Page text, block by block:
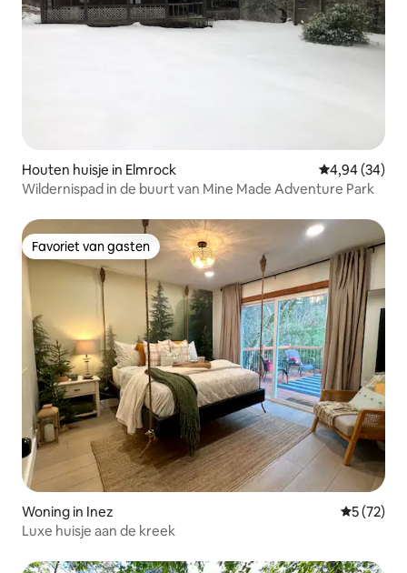
Houten huisje in Elmrock Gemiddelde
4,94 (34)
Wildernispad in de buurt van Mine Made Adventure Park
Favoriet van gasten
Favoriet van gasten
Woning in Inez
5 (72)
Luxe huisje aan de kreek